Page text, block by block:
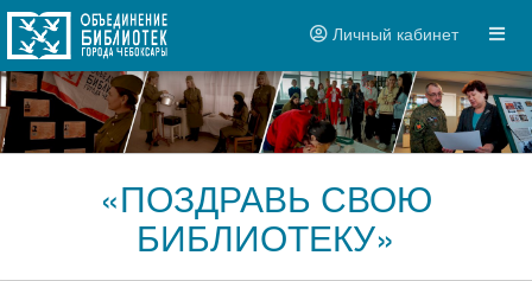
Личный кабинет
«ПОЗДРАВЬ СВОЮ
БИБЛИОТЕКУ»